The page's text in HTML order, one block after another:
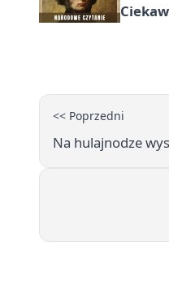
<< Poprzedni
Na hulajnodze